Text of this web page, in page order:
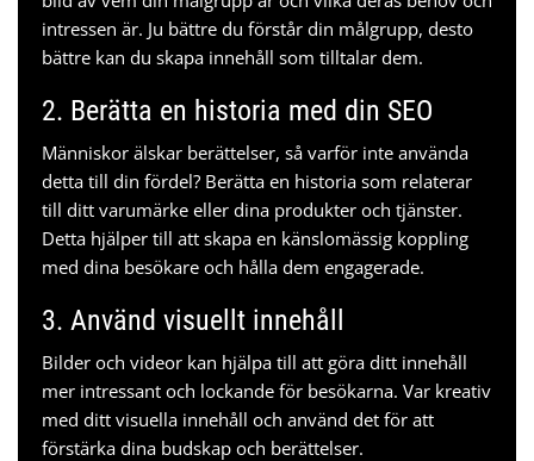
intressen är. Ju bättre du förstår din målgrupp, desto
bättre kan du skapa innehåll som tilltalar dem.
2. Berätta en historia med din SEO
Människor älskar berättelser, så varför inte använda
detta till din fördel? Berätta en historia som relaterar
till ditt varumärke eller dina produkter och tjänster.
Detta hjälper till att skapa en känslomässig koppling
med dina besökare och hålla dem engagerade.
3. Använd visuellt innehåll
Bilder och videor kan hjälpa till att göra ditt innehåll
mer intressant och lockande för besökarna. Var kreativ
med ditt visuella innehåll och använd det för att
förstärka dina budskap och berättelser.